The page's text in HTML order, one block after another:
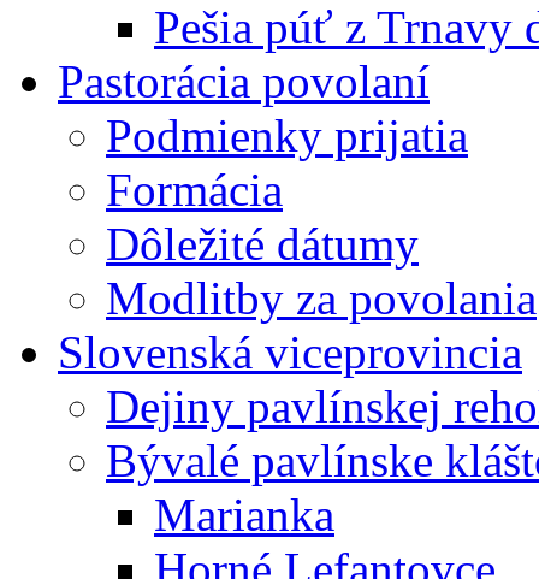
Pešia púť z Trnavy
Pastorácia povolaní
Podmienky prijatia
Formácia
Dôležité dátumy
Modlitby za povolania
Slovenská viceprovincia
Dejiny pavlínskej
Bývalé pavlínske
Marianka